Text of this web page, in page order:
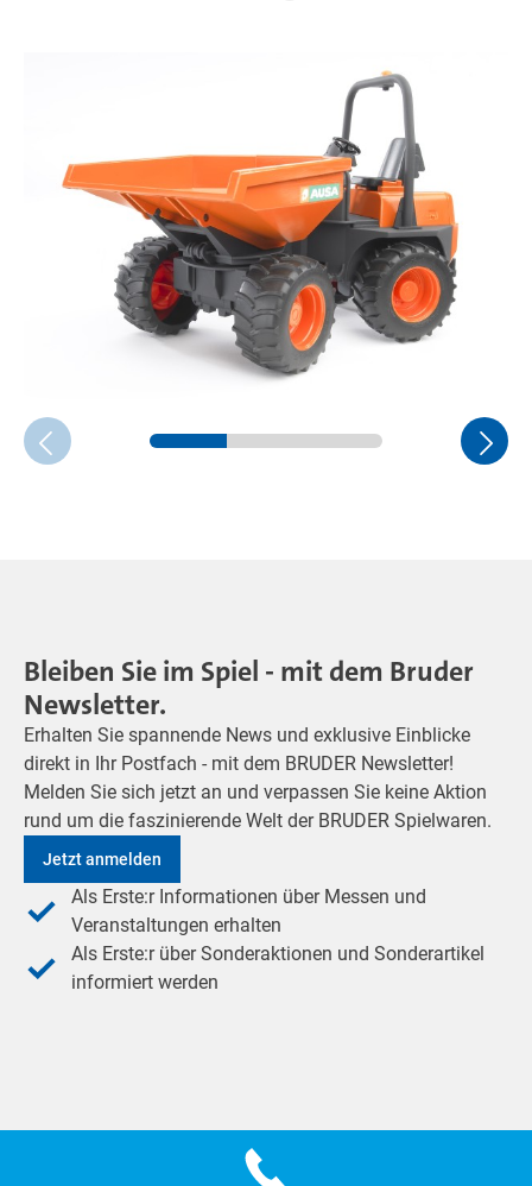
Bleiben Sie im Spiel - mit dem Bruder
Newsletter.
Erhalten Sie spannende News und exklusive Einblicke
direkt in Ihr Postfach - mit dem BRUDER Newsletter!
Melden Sie sich jetzt an und verpassen Sie keine Aktion
rund um die faszinierende Welt der BRUDER Spielwaren.
Jetzt anmelden
Als Erste:r Informationen über Messen und
Veranstaltungen erhalten
Als Erste:r über Sonderaktionen und Sonderartikel
informiert werden